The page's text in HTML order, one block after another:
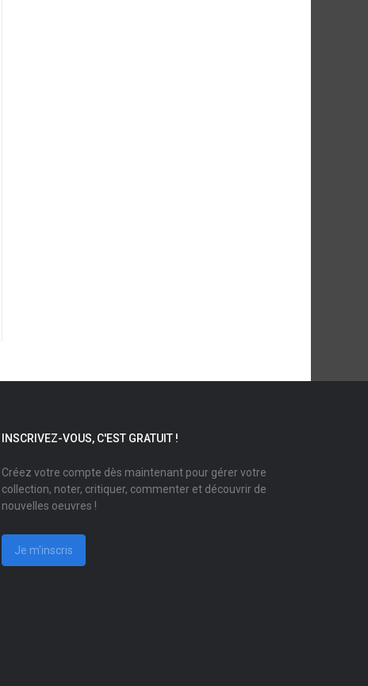
INSCRIVEZ-VOUS, C'EST GRATUIT !
Créez votre compte dès maintenant pour gérer votre
collection, noter, critiquer, commenter et découvrir de
nouvelles oeuvres !
Je m'inscris